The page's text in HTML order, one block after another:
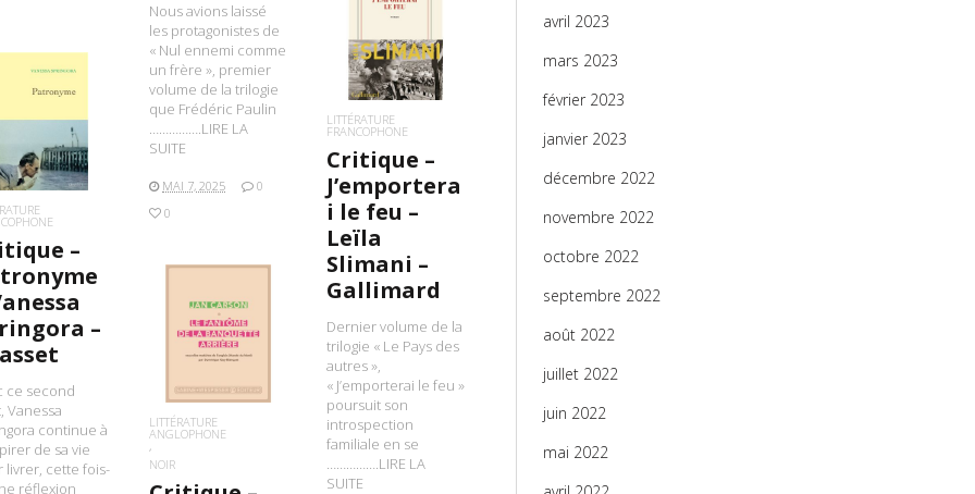
Nous avions laissé
les protagonistes de
« Nul ennemi comme
un frère », premier
volume de la trilogie
que Frédéric Paulin
…………….LIRE LA
SUITE
MAI 7, 2025
0
0
LIRE LA SUITE
LITTÉRATURE
FRANCOPHONE
Critique –
J’emportera
i le feu –
Leïla
Slimani –
Gallimard
Dernier volume de la
trilogie « Le Pays des
autres »,
« J’emporterai le feu »
poursuit son
introspection
familiale en se
…………….LIRE LA
SUITE
LA SUITE
–
–
ce second
Vanessa
continue à
de sa vie
livrer, cette fois-
réflexion
LIRE LA SUITE
LITTÉRATURE
ANGLOPHONE
NOIR
avril 2023
mars 2023
février 2023
janvier 2023
décembre 2022
novembre 2022
octobre 2022
septembre 2022
août 2022
juillet 2022
juin 2022
mai 2022